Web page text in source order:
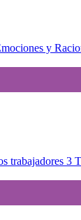
y
trabajadores 3